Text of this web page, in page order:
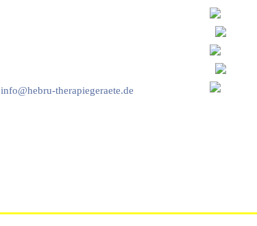
info@hebru-therapiegeraete.de